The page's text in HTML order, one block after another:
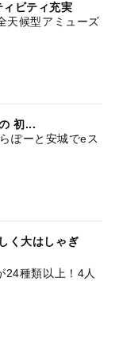
ビティ充実
天候型アミューズ
初...
ぽーと安城でeス
く大はしゃぎ
24種類以上！4人